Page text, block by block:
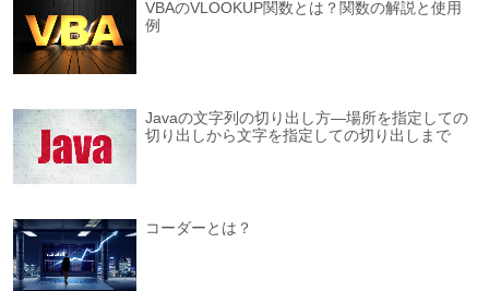
VBAのVLOOKUP関数とは？関数の解説と使用
例
Javaの文字列の切り出し方―場所を指定しての
切り出しから文字を指定しての切り出しまで
コーダーとは？